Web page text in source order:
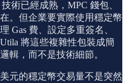
術已經成熟，MPC 錢包、
。但企業要實際使用穩定幣
Gas 費、設定多重簽名、
將這些複雜性包裝成簡
輯，而不是技術細節。
元的穩定幣交易量不是突然